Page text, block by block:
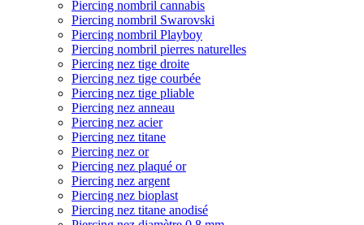
Piercing nombril cannabis
Piercing nombril Swarovski
Piercing nombril Playboy
Piercing nombril pierres naturelles
Piercing nez tige droite
Piercing nez tige courbée
Piercing nez tige pliable
Piercing nez anneau
Piercing nez acier
Piercing nez titane
Piercing nez or
Piercing nez plaqué or
Piercing nez argent
Piercing nez bioplast
Piercing nez titane anodisé